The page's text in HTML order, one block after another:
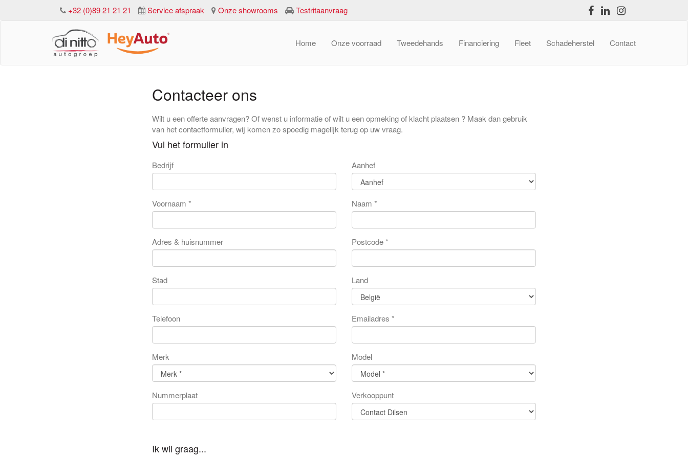
+32 (0)89 21 21 21 Service afspraak Onze showrooms Testritaanvraag
Home Onze voorraad Tweedehands Financiering Fleet Schadeherstel Contact
Contacteer ons
Wilt u een offerte aanvragen? Of wenst u informatie of wilt u een opmeking of klacht plaatsen ? Maak dan gebruik
van het contactformulier, wij komen zo spoedig magelijk terug op uw vraag.
Vul het formulier in
Bedrijf Aanhef
Voornaam * Naam *
Adres & huisnummer Postcode *
Stad Land
Telefoon Emailadres *
Merk Model
Nummerplaat Verkooppunt
Ik wil graag...